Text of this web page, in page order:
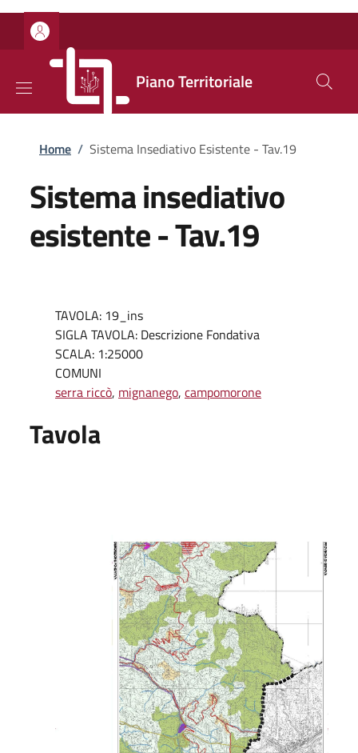
Salta al contenuto principale
Skip to footer content
Piano Territoriale
Briciole di pane
Home / Sistema Insediativo Esistente - Tav.19
Sistema insediativo
esistente - Tav.19
TAVOLA: 19_ins
SIGLA TAVOLA: Descrizione Fondativa
SCALA: 1:25000
COMUNI
serra riccò, mignanego, campomorone
Tavola